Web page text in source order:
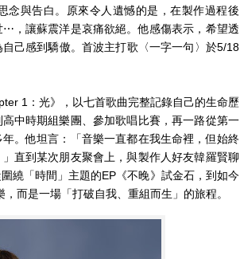
念與告白。原來令人遺憾的是，在製作過程後
，讓蘇震洋是哀痛欲絕。他感傷表示，希望透
己感到驕傲。首波主打歌〈一字一句〉於5/18
1：光》，以七首歌曲完整記錄自己的生命歷
中時期組樂團、參加歌唱比賽，再一路從第一
。他坦言：「音樂一直都在我生命裡，但始終
直到某次朋友聚會上，與製作人好友韓羅賢聊
繞「時間」主題的EP《不晚》試金石，到如今
而是一場「打破自我、重組而生」的旅程。